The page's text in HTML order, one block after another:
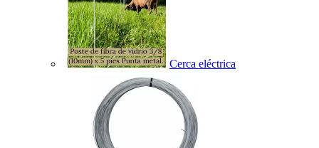
Cerca eléctrica